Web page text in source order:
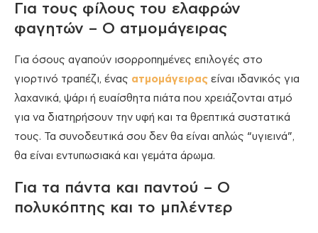
Για τους φίλους του ελαφρών
φαγητών – O ατμομάγειρας
Για όσους αγαπούν ισορροπημένες επιλογές στο
γιορτινό τραπέζι, ένας ατμομάγειρας είναι ιδανικός για
λαχανικά, ψάρι ή ευαίσθητα πιάτα που χρειάζονται ατμό
για να διατηρήσουν την υφή και τα θρεπτικά συστατικά
τους. Τα συνοδευτικά σου δεν θα είναι απλώς “υγιεινά”,
θα είναι εντυπωσιακά και γεμάτα άρωμα.
Για τα πάντα και παντού – Ο
πολυκόπτης και το μπλέντερ